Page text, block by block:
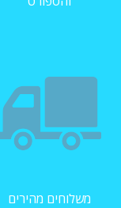
משלוחים מהירים